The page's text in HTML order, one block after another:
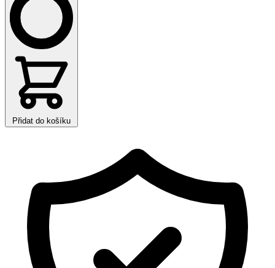
Přidat do košíku